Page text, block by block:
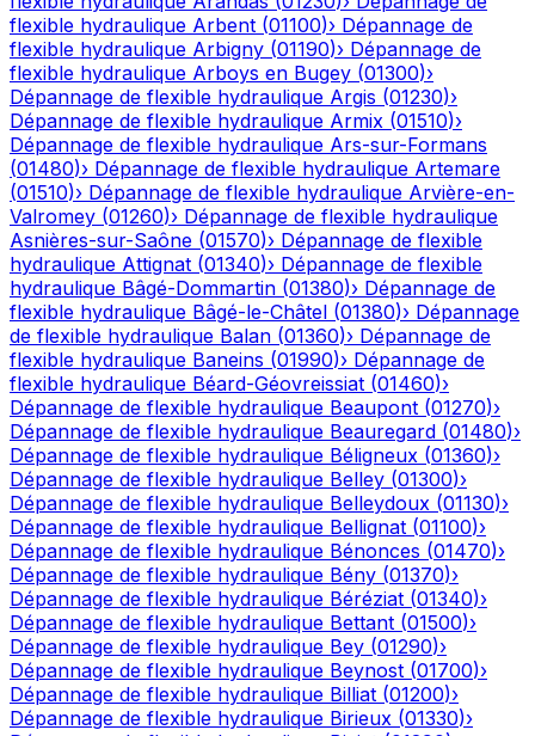
flexible hydraulique Arbent (01100)› Dépannage de
flexible hydraulique Arbigny (01190)› Dépannage de
flexible hydraulique Arboys en Bugey (01300)›
Dépannage de flexible hydraulique Argis (01230)›
Dépannage de flexible hydraulique Armix (01510)›
Dépannage de flexible hydraulique Ars-sur-Formans
(01480)› Dépannage de flexible hydraulique Artemare
(01510)› Dépannage de flexible hydraulique Arvière-en-
Valromey (01260)› Dépannage de flexible hydraulique
Asnières-sur-Saône (01570)› Dépannage de flexible
hydraulique Attignat (01340)› Dépannage de flexible
hydraulique Bâgé-Dommartin (01380)› Dépannage de
flexible hydraulique Bâgé-le-Châtel (01380)› Dépannage
de flexible hydraulique Balan (01360)› Dépannage de
flexible hydraulique Baneins (01990)› Dépannage de
flexible hydraulique Béard-Géovreissiat (01460)›
Dépannage de flexible hydraulique Beaupont (01270)›
Dépannage de flexible hydraulique Beauregard (01480)›
Dépannage de flexible hydraulique Béligneux (01360)›
Dépannage de flexible hydraulique Belley (01300)›
Dépannage de flexible hydraulique Belleydoux (01130)›
Dépannage de flexible hydraulique Bellignat (01100)›
Dépannage de flexible hydraulique Bénonces (01470)›
Dépannage de flexible hydraulique Bény (01370)›
Dépannage de flexible hydraulique Béréziat (01340)›
Dépannage de flexible hydraulique Bettant (01500)›
Dépannage de flexible hydraulique Bey (01290)›
Dépannage de flexible hydraulique Beynost (01700)›
Dépannage de flexible hydraulique Billiat (01200)›
Dépannage de flexible hydraulique Birieux (01330)›